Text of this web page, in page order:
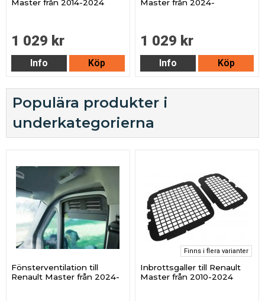
Master från 2014-2024
1 029 kr
Info Köp
Master från 2024-
1 029 kr
Info Köp
Populära produkter i
underkategorierna
Fönsterventilation till
Renault Master från 2024-
Finns i flera varianter
Inbrottsgaller till Renault
Master från 2010-2024